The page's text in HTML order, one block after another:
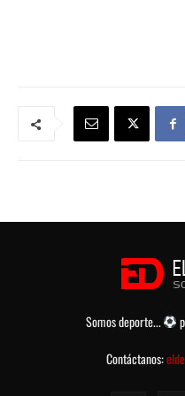
Somos deporte...
Contáctanos: